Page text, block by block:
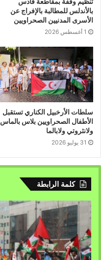
بالأندلس للمطالبة بالإفراج عن
الأسرى المدنيين الصحراويين
1 أغسطس 2026
سلطات الأرخبيل الكناري تستقبل
الأطفال الصحراويين بلاس بالماس
ولانثروتي ولابالما
31 يوليو 2026
كلمة الرابطة